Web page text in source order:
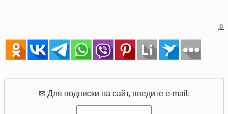
©
✉ Для подписки на сайт, введите e-mail: